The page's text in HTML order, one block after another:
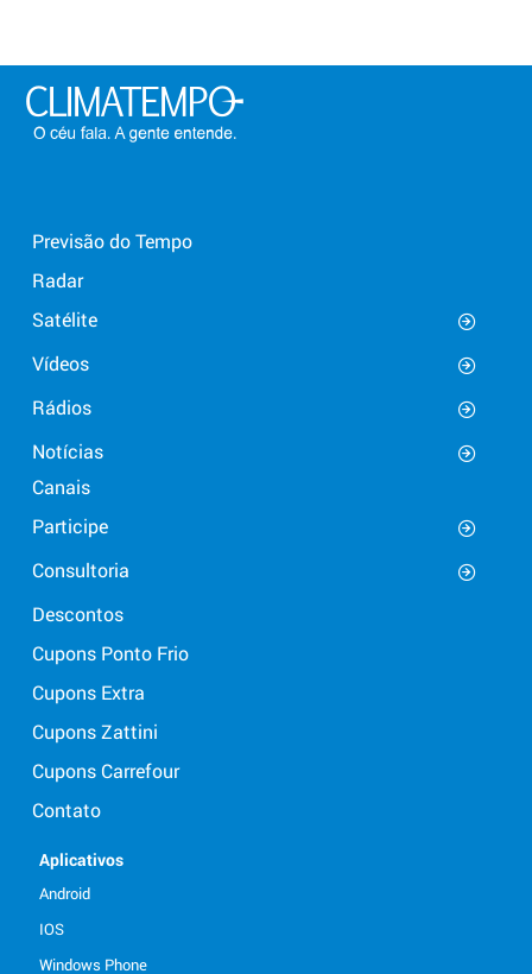
Previsão do Tempo
Radar
Satélite
Vídeos
Rádios
Notícias
Canais
Participe
Consultoria
Descontos
Cupons Ponto Frio
Cupons Extra
Cupons Zattini
Cupons Carrefour
Contato
Aplicativos
Android
IOS
Windows Phone